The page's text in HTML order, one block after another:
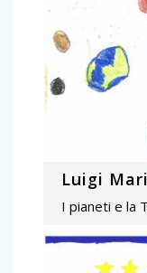
Luigi
I pianeti e la